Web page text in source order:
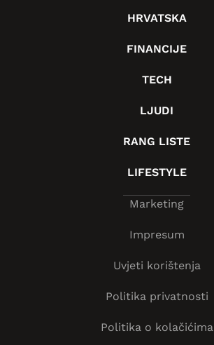
HRVATSKA
FINANCIJE
TECH
LJUDI
RANG LISTE
LIFESTYLE
Marketing
Impresum
Uvjeti korištenja
Politika privatnosti
Politika o kolačićima